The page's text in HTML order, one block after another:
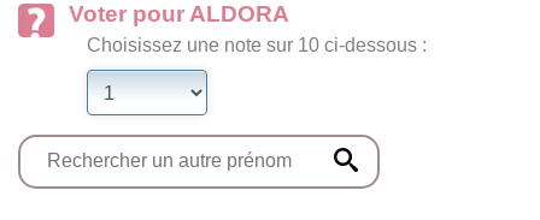
Voter pour ALDORA
Choisissez une note sur 10 ci-dessous :